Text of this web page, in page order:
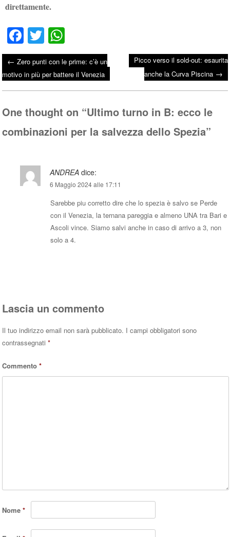
direttamente.
Fa
ce
bo
ok
T
wi
tte
r
ha
ts
A
Post navigation
← Zero punti con le prime: c’è un
motivo in più per battere il Venezia
Picco verso il sold-out: esaurita
anche la Curva Piscina →
One thought on “Ultimo turno in B: ecco le
combinazioni per la salvezza dello Spezia”
ANDREA dice:
6 Maggio 2024 alle 17:11
Sarebbe piu corretto dire che lo spezia è salvo se Perde
con il Venezia, la ternana pareggia e almeno UNA tra Bari e
Ascoli vince. Siamo salvi anche in caso di arrivo a 3, non
solo a 4.
Lascia un commento
Il tuo indirizzo email non sarà pubblicato. I campi obbligatori sono
contrassegnati*
Commento*
Nome*